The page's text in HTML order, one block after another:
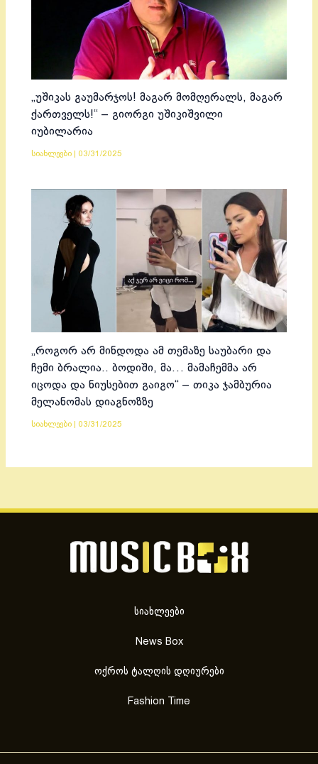
„უშიკას გაუმარჯოს! მაგარ მომღერალს, მაგარ
ქართველს!“ – გიორგი უშიკიშვილი
იუბილარია
სიახლეები 03/31/2025
„როგორ არ მინდოდა ამ თემაზე საუბარი და
ჩემი ბრალია.. ბოდიში, მა… მამაჩემმა არ
იცოდა და ნიუსებით გაიგო“ – თიკა ჯამბურია
მელანომას დიაგნოზზე
სიახლეები 03/31/2025
სიახლეები
News Box
ოქროს ტალღის დღიურები
Fashion Time